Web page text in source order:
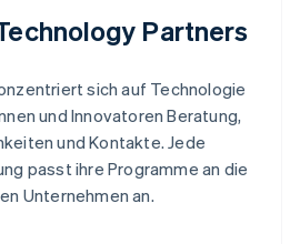
Partners
sich auf Technologie
und Innovatoren Beratung,
und Kontakte. Jede
passt ihre Programme an die
Unternehmen an.